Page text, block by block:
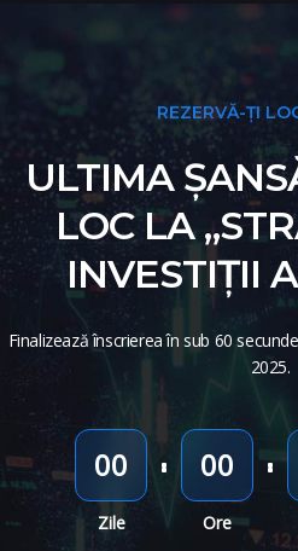
REZERVĂ-ȚI
ULTIMA
LOC LA
INVESTIȚII
Finalizează înscrierea în sub 60
2025.
00
Zile
00
Ore